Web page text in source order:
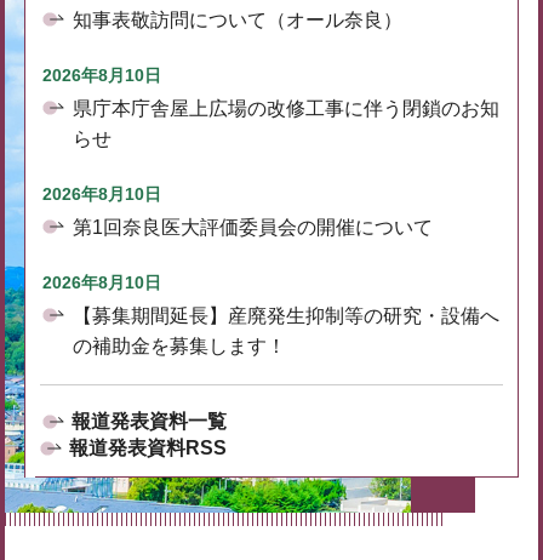
知事表敬訪問について（オール奈良）
2026年8月10日
県庁本庁舎屋上広場の改修工事に伴う閉鎖のお知
らせ
2026年8月10日
第1回奈良医大評価委員会の開催について
2026年8月10日
【募集期間延長】産廃発生抑制等の研究・設備へ
の補助金を募集します！
報道発表資料一覧
報道発表資料RSS